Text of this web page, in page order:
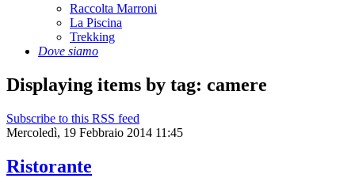
Raccolta Marroni
La Piscina
Trekking
Dove siamo
Displaying items by tag: camere
Subscribe to this RSS feed
Mercoledì, 19 Febbraio 2014 11:45
Ristorante